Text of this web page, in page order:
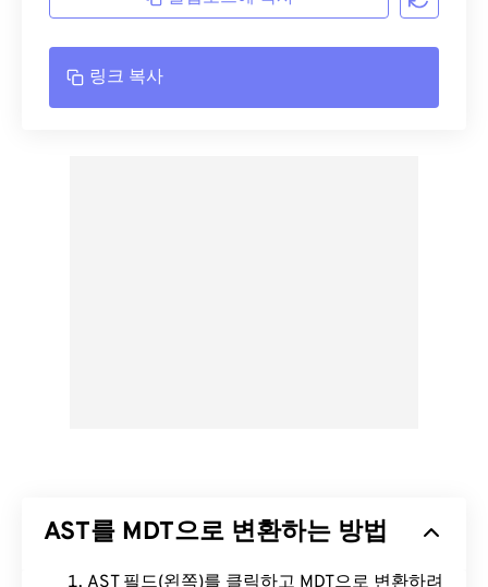
링크 복사
AST를 MDT으로 변환하는 방법
AST 필드(왼쪽)를 클릭하고 MDT으로 변환하려